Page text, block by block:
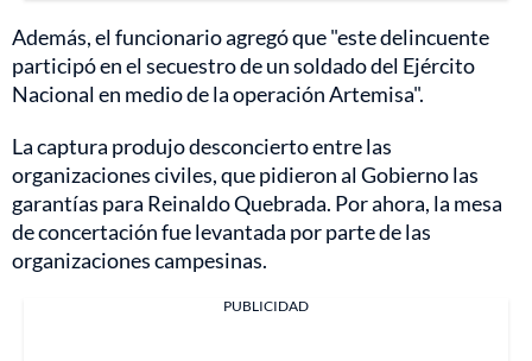
Además, el funcionario agregó que "este delincuente
participó en el secuestro de un soldado del Ejército
Nacional en medio de la operación Artemisa".
La captura produjo desconcierto entre las
organizaciones civiles, que pidieron al Gobierno las
garantías para Reinaldo Quebrada. Por ahora, la mesa
de concertación fue levantada por parte de las
organizaciones campesinas.
PUBLICIDAD